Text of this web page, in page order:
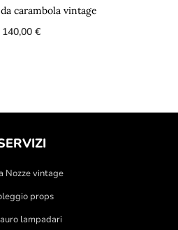
carambola vintage
140,00€
Nozze vintage
props
lampadari